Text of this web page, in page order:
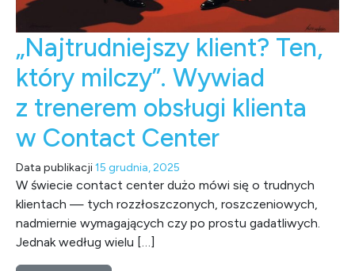
„Najtrudniejszy klient? Ten,
który milczy”. Wywiad
z trenerem obsługi klienta
w Contact Center
Data publikacji15 grudnia, 2025
W świecie contact center dużo mówi się o trudnych
klientach — tych rozzłoszczonych, roszczeniowych,
nadmiernie wymagających czy po prostu gadatliwych.
Jednak według wielu […]